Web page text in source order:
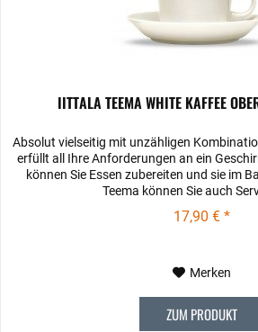
IITTALA TEEMA WHITE KAFFEE
Absolut vielseitig mit unzähligen
erfüllt all Ihre Anforderungen an ein
können Sie Essen zubereiten und sie im
Teema können Sie auch
17,90 € *
Merken
ZUM PRODUKT